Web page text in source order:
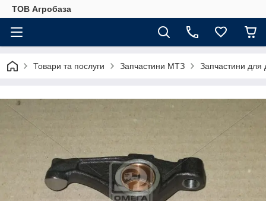
ТОВ Агробаза
Товари та послуги Запчастини МТЗ Запчастини для